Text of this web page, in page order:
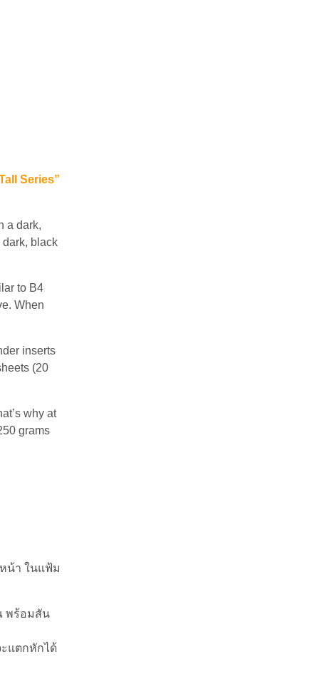
Series”
a dark,
black
to B4
When
inserts
(20
why at
grams
น้า ในแฟ้ม
พร้อมสัน
แตกหักได้